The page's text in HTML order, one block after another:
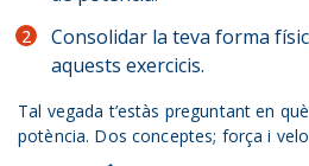
Consolidar la teva forma
aquests exercicis.
Tal vegada t’estàs preguntant en
potència. Dos conceptes; força i